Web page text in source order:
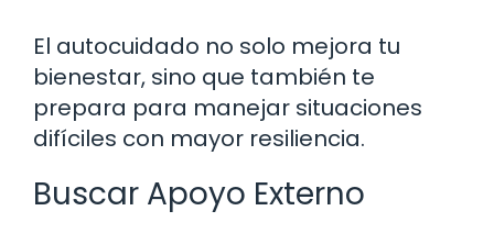
El autocuidado no solo mejora tu
bienestar, sino que también te
prepara para manejar situaciones
difíciles con mayor resiliencia.
Buscar Apoyo Externo